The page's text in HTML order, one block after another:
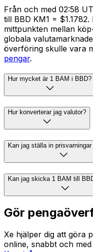
Från och med 02:58
till BBD KM1 =
mittpunkten mellan
globala
överföring skulle vara
pengar.
Hur mycket är 1 BAM i BBD?
Hur konverterar jag valutor?
Kan jag ställa in
Kan jag skicka 1 BAM till
Gör
Xe hjälper dig att göra
online, snabbt och